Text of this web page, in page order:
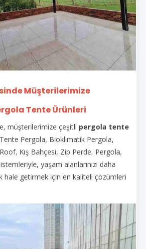
Müşterilerimize
Tente Ürünleri
müşterilerimize çeşitli pergola tente
Pergola, Bioklimatik Pergola,
Kış Bahçesi, Zip Perde, Pergola,
yaşam alanlarınızı daha
hale getirmek için en kaliteli çözümleri